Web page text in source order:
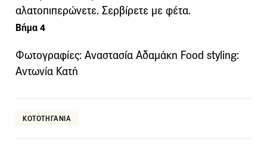
αλατοπιπερώνετε. Σερβίρετε με φέτα.
Βήμα 4
Φωτογραφίες: Αναστασία Αδαμάκη Food styling:
Αντωνία Κατή
ΚΟΤΟΤΗΓΑΝΙΑ